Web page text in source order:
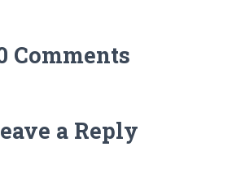
Comments
a Reply